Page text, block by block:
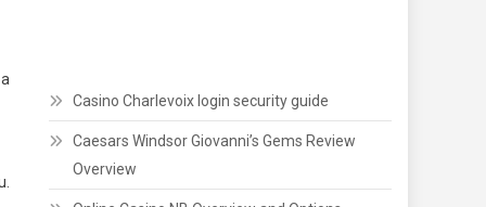
Casino Charlevoix login security guide
Caesars Windsor Giovanni’s Gems Review
Overview